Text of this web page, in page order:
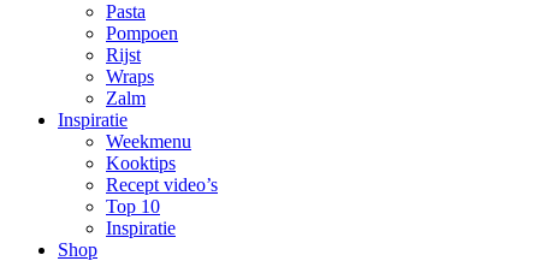
Pasta
Pompoen
Rijst
Wraps
Zalm
Inspiratie
Weekmenu
Kooktips
Recept video’s
Top 10
Inspiratie
Shop